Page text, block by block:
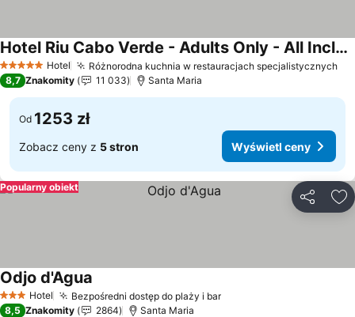
5 KategoriaHotel Różnorodna kuchnia w restauracjach specjalistycznych
Hotel Riu Cabo Verde - Adults Only - All Inclusive
Wyświetl ceny
8,7 Znakomity 11 033 Santa Maria
Od 1253 zł
Zobacz ceny z 5 stron Wyświetl ceny
Popularny obiekt
3 Kategoria
Hotel Bezpośredni dostęp do plaży i barWyświetl ceny
Odjo d'Agua
8,5 Znakomity 2864 Santa Maria